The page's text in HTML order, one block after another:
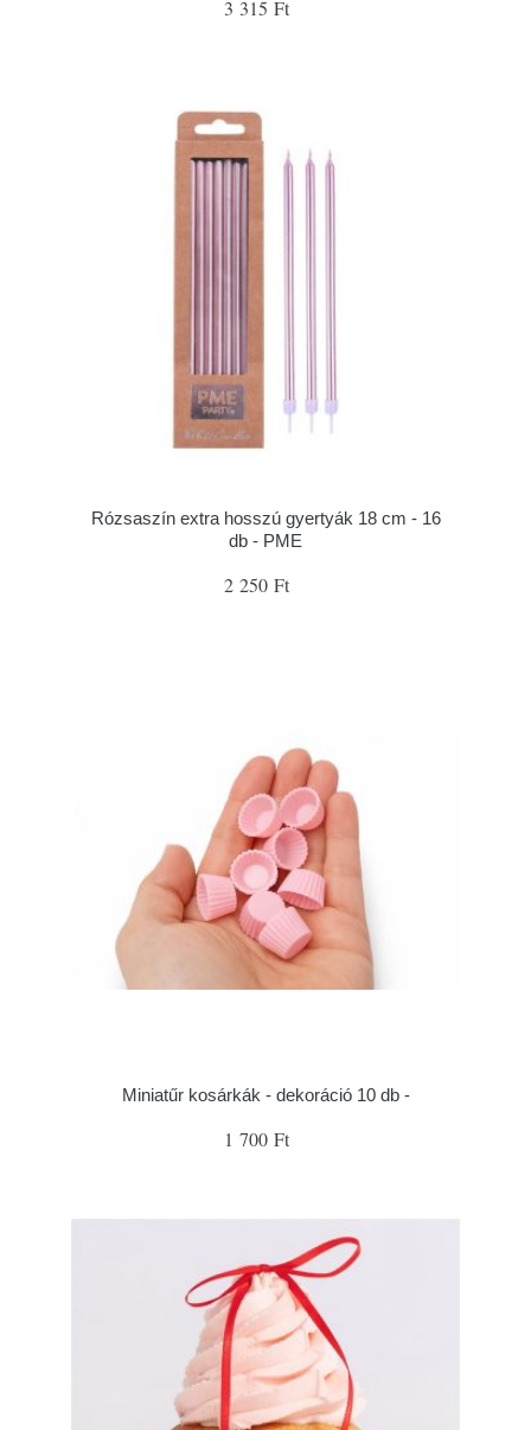
3 315 Ft
Rózsaszín extra hosszú gyertyák 18 cm - 16
db - PME
2 250 Ft
Miniatűr kosárkák - dekoráció 10 db -
1 700 Ft